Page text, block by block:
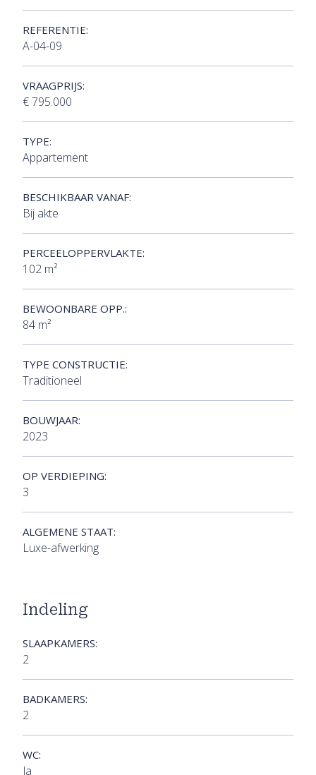
REFERENTIE:
A-04-09
VRAAGPRIJS:
€ 795.000
TYPE:
Appartement
BESCHIKBAAR VANAF:
Bij akte
PERCEELOPPERVLAKTE:
102 m²
BEWOONBARE OPP.:
84 m²
TYPE CONSTRUCTIE:
Traditioneel
BOUWJAAR:
2023
OP VERDIEPING:
3
ALGEMENE STAAT:
Luxe-afwerking
Indeling
SLAAPKAMERS:
2
BADKAMERS:
2
WC:
Ja